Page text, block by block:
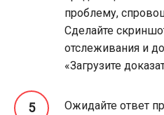
проблему,
Сделайте
отслеживания и
«Загрузите
Ожидайте ответ